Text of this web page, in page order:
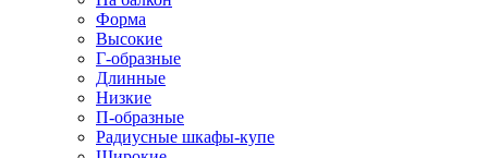
Форма
Высокие
Г-образные
Длинные
Низкие
П-образные
Радиусные шкафы-купе